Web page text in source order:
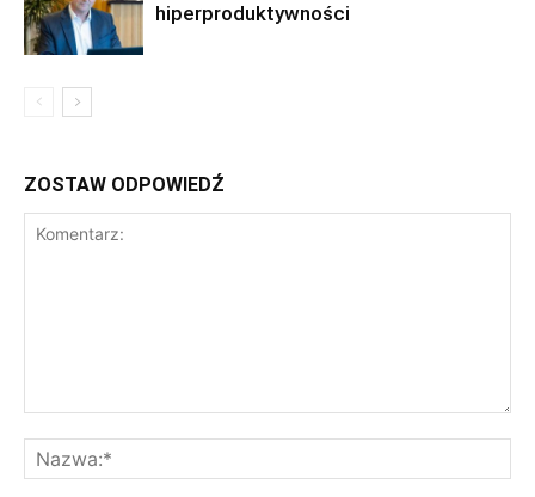
hiperproduktywności
ZOSTAW ODPOWIEDŹ